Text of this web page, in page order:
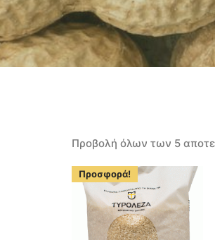
Προβολή όλων των 5
Προσφορά!